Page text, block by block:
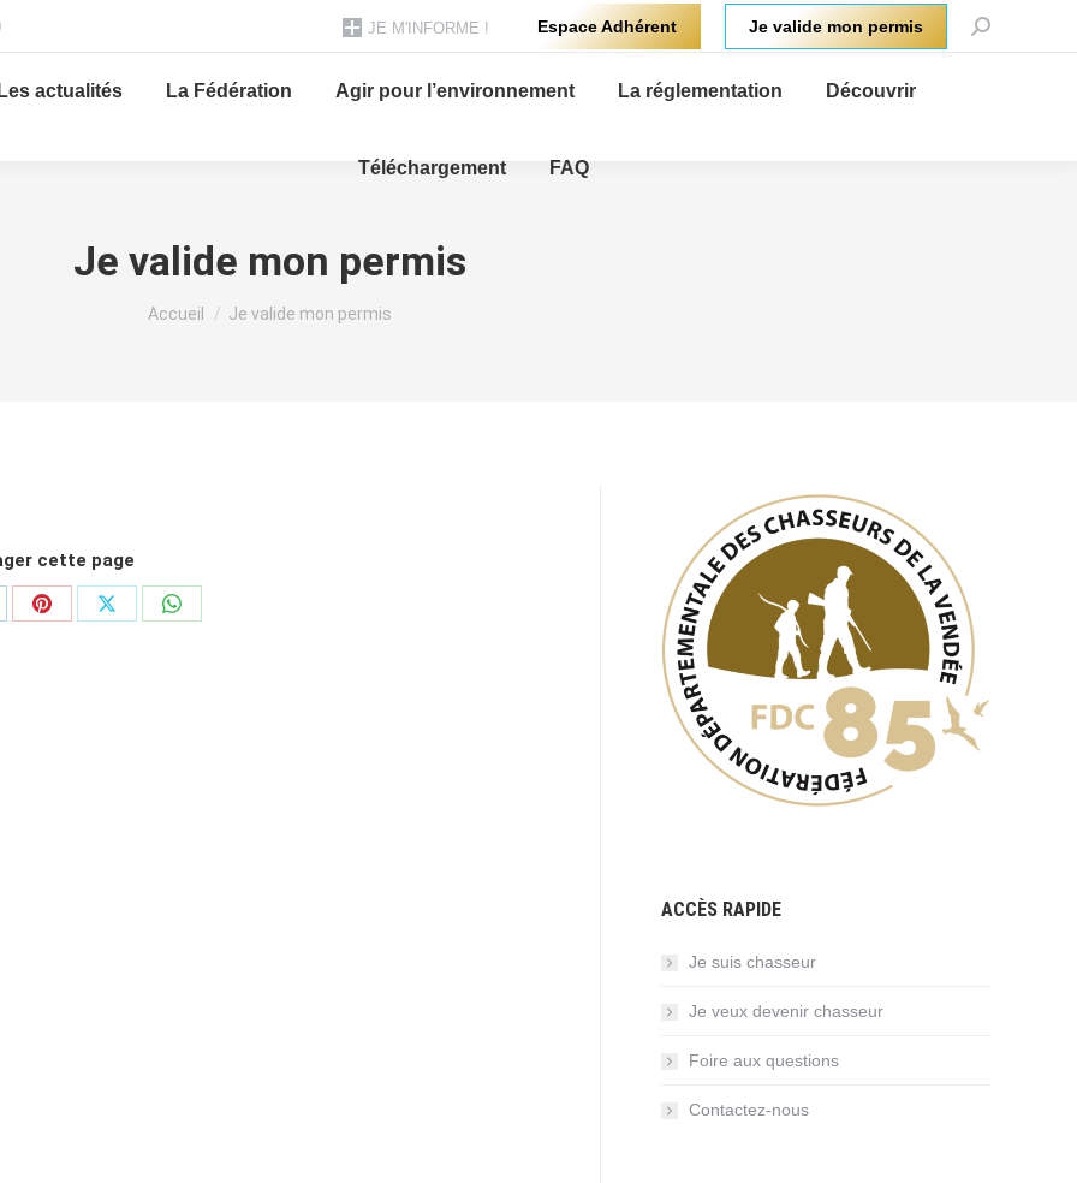
JE M'INFORME ! Espace Adhérent Je valide mon permis
Recherche
Les actualités La Fédération Agir pour l’environnement La réglementation Découvrir
Téléchargement FAQ
Je valide mon permis
Vous êtes ici :
Accueil Je valide mon permis
cette page
PartagerPartagerPartager
ACCÈS RAPIDE
Je suis chasseur
Je veux devenir chasseur
Foire aux questions
Contactez-nous